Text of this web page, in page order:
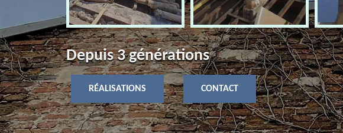
Depuis 3 générations
RÉALISATIONS CONTACT